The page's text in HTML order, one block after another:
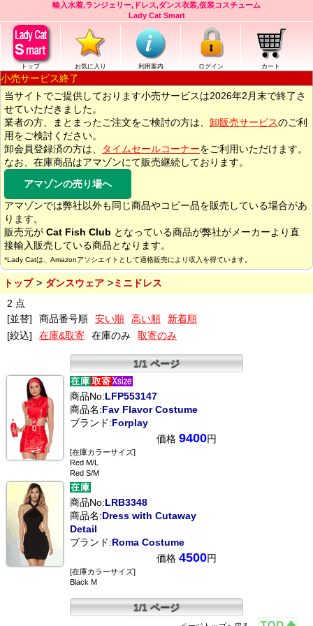
輸入水着,ランジェリー,ドレス,ダンス衣装,仮装コスチューム
Lady Cat Smart
トップ お気に入り 利用案内 ログイン カート
小売サービス終了
当サイトでご提供しております小売サービスは2026年2月末で終了さ
せていただきました。
業者の方、まとまったご注文をご検討の方は、 卸販売サービスのご利
用をご検討ください。
卸会員登録済の方は、
タイムセールコーナーをご利用いただけます。
なお、在庫商品はアマゾンにて販売継続しております。
アマゾンの売り場へ
アマゾンでは弊社以外も同じ商品やコピー品を販売している場合があ
ります。
販売元が Cat Fish Club となっている商品が弊社がメーカーより直
接輸入販売している商品となります。
*Lady Catは、Amazonアソシエイトとして適格販売により収入を得ています。
トップ ダンスウェア
ミニドレス
2 点
[並替]
商品番号順 安い順 高い順
新着順
[絞込]
在庫&取寄 在庫のみ 取寄のみ
1/1 ページ
商品No:LFP553147
商品名:Fav Flavor Costume
ブランド:Forplay
価格 9400円
[在庫カラーサイズ]
Red M/L
Red S/M
商品No:LRB3348
商品名:Dress with Cutaway
Detail
ブランド:Roma Costume
価格 4500円
[在庫カラーサイズ]
Black M
1/1 ページ